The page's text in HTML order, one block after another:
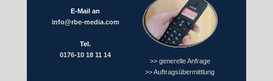
E-Mail an
info@rbe-media.com
Tel.
0176-10 18 11 14
>> generelle Anfrage
>> Auftragsübermittlung